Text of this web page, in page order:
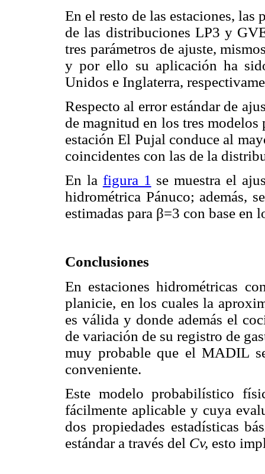
En el resto de las estaciones,
de las distribuciones LP3 y
tres parámetros de ajuste,
y por ello su aplicación ha
Unidos e Inglaterra,
Respecto al error estándar de
de magnitud en los tres
estación El Pujal conduce al
coincidentes con las de la
En la figura 1 se muestra el
hidrométrica Pánuco; además,
estimadas para β=3 con base en
Conclusiones
En estaciones hidrométricas
planicie, en los cuales la
es válida y donde además el
de variación de su registro de
muy probable que el MADIL
conveniente.
Este modelo probabilístico
fácilmente aplicable y cuya
dos propiedades estadísticas
estándar a través del Cv, esto